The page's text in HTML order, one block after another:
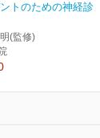
トのための神経診
(監修)